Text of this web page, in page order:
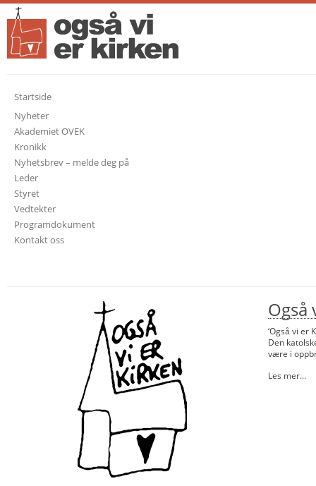
Startside
Nyheter
Akademiet OVEK
Kronikk
Nyhetsbrev – melde deg på
Leder
Styret
Vedtekter
Programdokument
Kontakt oss
Også
‘Også vi er
Den
være i
Les mer...